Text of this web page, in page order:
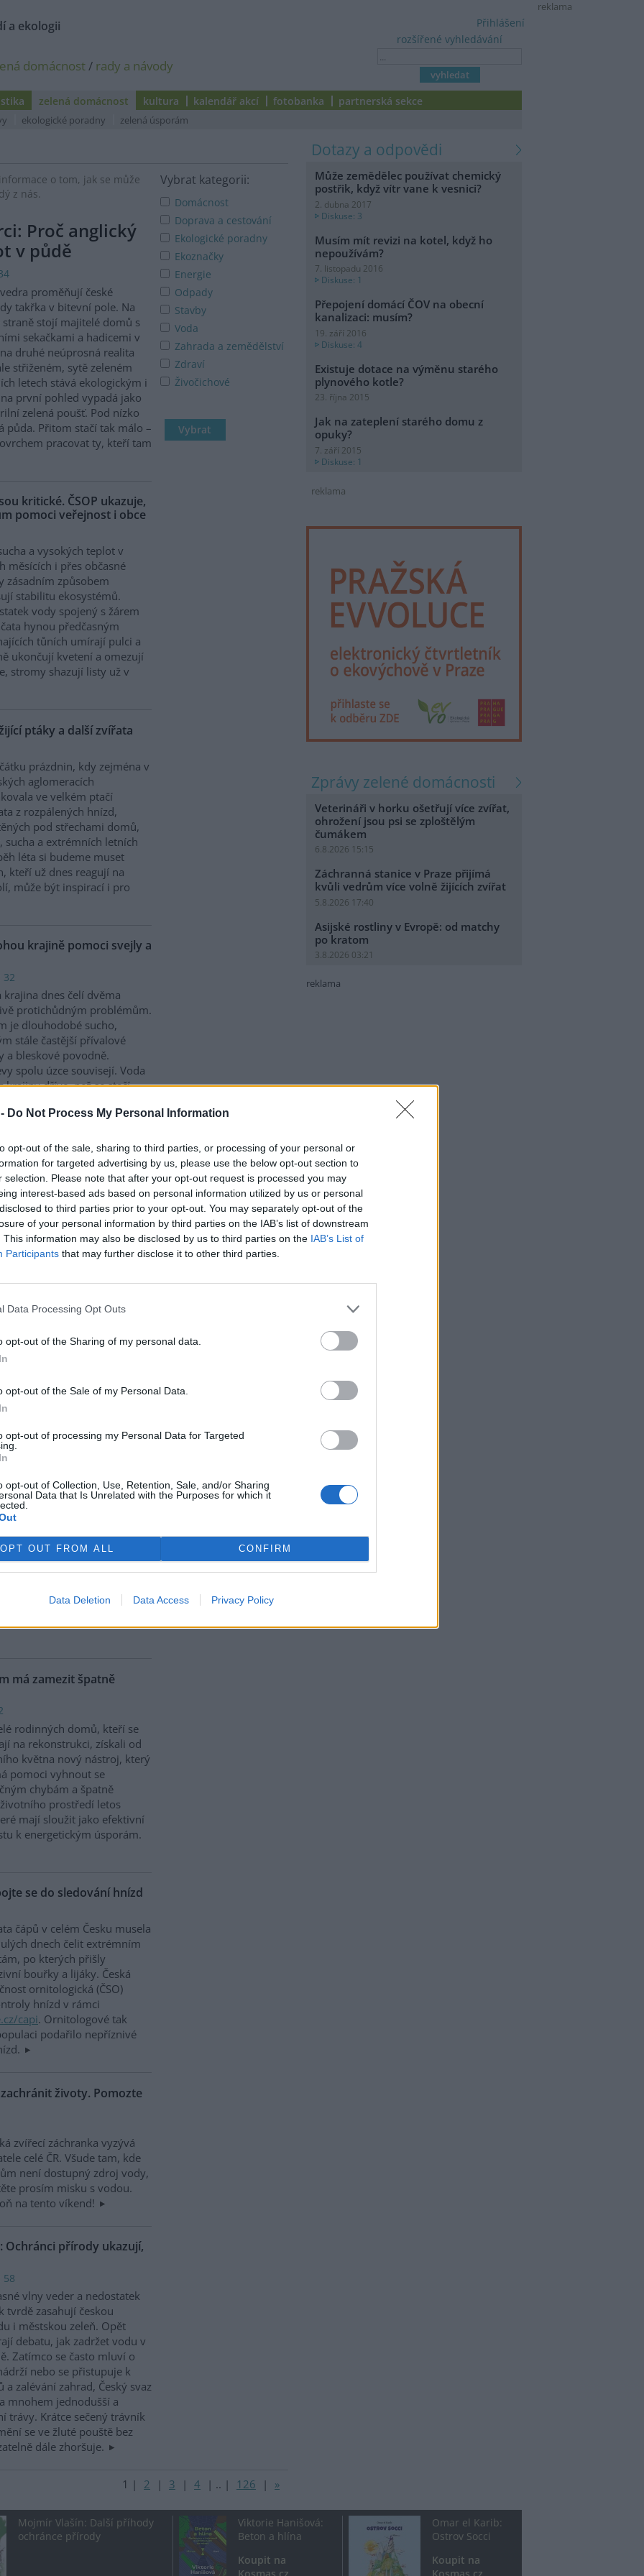
Do Not Process My Personal Information
opt-out of the sale, sharing to third parties, or processing of your personal or
for targeted advertising by us, please use the below opt-out section to
selection. Please note that after your opt-out request is processed you may
interest-based ads based on personal information utilized by us or personal
to third parties prior to your opt-out. You may separately opt-out of the
of your personal information by third parties on the IAB’s list of downstream
This information may also be disclosed by us to third parties on the IAB’s List of
Participants that may further disclose it to other third parties.
Data Processing Opt Outs
opt-out of the Sharing of my personal data.
opt-out of the Sale of my Personal Data.
opt-out of processing my Personal Data for Targeted
opt-out of Collection, Use, Retention, Sale, and/or Sharing
Data that Is Unrelated with the Purposes for which it
OPT OUT FROM ALL CONFIRM
Data Deletion Data Access Privacy Policy
reklama
a ekologii
domácnost/ rady a návody
rozšířené vyhledávání
Přihlášení
zelená domácnost kultura kalendář akcí fotobanka partnerská sekce
ekologické poradny zelená úsporám
Vybrat kategorii:
Domácnost
Doprava a cestování
Ekologické poradny
Ekoznačky
Energie
Odpady
Stavby
Voda
Zahrada a zemědělství
Zdraví
Živočichové
o tom, jak se může
z nás.
Proč anglický
v půdě
proměňují české
takřka v bitevní pole. Na
straně stojí majitelé domů s
sekačkami a hadicemi v
druhé neúprosná realita
střiženém, sytě zeleném
letech stává ekologickým i
první pohled vypadá jako
zelená poušť. Pod nízko
půda. Přitom stačí tak málo –
pracovat ty, kteří tam
kritické. ČSOP ukazuje,
pomoci veřejnost i obce
a vysokých teplot v
měsících i přes občasné
zásadním způsobem
stabilitu ekosystémů.
vody spojený s žárem
hynou předčasným
tůních umírají pulci a
ukončují kvetení a omezují
stromy shazují listy už v
ptáky a další zvířata
prázdnin, kdy zejména v
aglomeracích
ve velkém ptačí
z rozpálených hnízd,
pod střechami domů,
a extrémních letních
léta si budeme muset
kteří už dnes reagují na
může být inspirací i pro
krajině pomoci svejly a
32
krajina dnes čelí dvěma
protichůdným problémům.
je dlouhodobé sucho,
stále častější přívalové
a bleskové povodně.
spolu úzce souvisejí. Voda
krajiny dříve, než se stačí
vody. Právě proto
která vodu zpomalují,
Mezi nejúčinnější patří
často zaměňovány, jejich
to nezákonné a ublížíte
4
kmen stromu lepící páskou či
nešvar. Ovocnáři se tak
meruňky) před mravenci
záchranka i záchranné
Lepící pasti na hmyz
kruté ale i nezákonné.
na březích Lipna
1
Lipna se mohou lokálně
organismy
nárosty na kamenech,
vodních rostlinách nebo v
to nález vědců z
začátku července. V těchto
tohoto dosud málo
zájmu obyvatel a
nádrže a jejich
do mapování i širokou
prostřednictvím
má zamezit špatně
rodinných domů, kteří se
na rekonstrukci, získali od
května nový nástroj, který
pomoci vyhnout se
chybám a špatně
prostředí letos
mají sloužit jako efektivní
k energetickým úsporám.
se do sledování hnízd
čápů v celém Česku musela
dnech čelit extrémním
po kterých přišly
bouřky a lijáky. Česká
ornitologická (ČSO)
hnízd v rámci
capi. Ornitologové tak
podařilo nepříznivé
životy. Pomozte
zvířecí záchranka vyzývá
celé ČR. Všude tam, kde
není dostupný zdroj vody,
prosím misku s vodou.
na tento víkend!
Ochránci přírody ukazují,
58
vlny veder a nedostatek
tvrdě zasahují českou
i městskou zeleň. Opět
debatu, jak zadržet vodu v
Zatímco se často mluví o
nebo se přistupuje k
zalévání zahrad, Český svaz
mnohem jednodušší a
trávy. Krátce sečený trávník
se ve žluté pouště bez
dále zhoršuje.
1 | 2 | 3 | 4 | .. | 126 | »
dotazy a odpovědi
Může zemědělec používat chemický
postřik, když vítr vane k vesnici?
2. dubna 2017
Diskuse: 3
Musím mít revizi na kotel, když ho
nepoužívám?
7. listopadu 2016
Diskuse: 1
Přepojení domácí ČOV na obecní
kanalizaci: musím?
19. září 2016
Diskuse: 4
Existuje dotace na výměnu starého
plynového kotle?
23. října 2015
Jak na zateplení starého domu z
opuky?
7. září 2015
Diskuse: 1
reklama
zprávy zelené domácnosti
Veterináři v horku ošetřují více zvířat,
ohrožení jsou psi se zploštělým
čumákem
6.8.2026 15:15
Záchranná stanice v Praze přijímá
kvůli vedrům více volně žijících zvířat
5.8.2026 17:40
Asijské rostliny v Evropě: od matchy
po kratom
3.8.2026 03:21
reklama
Mojmír Vlašín: Další příhody
ochránce přírody
Viktorie Hanišová:
Beton a hlína
Koupit na
Omar el Karib:
Ostrov Socci
Koupit na